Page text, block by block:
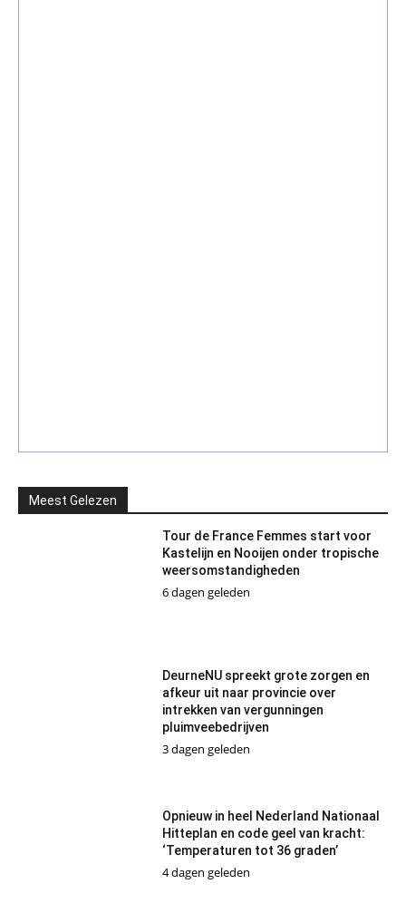
Meest Gelezen
Tour de France Femmes start voor
Kastelijn en Nooijen onder tropische
weersomstandigheden
6 dagen geleden
DeurneNU spreekt grote zorgen en
afkeur uit naar provincie over
intrekken van vergunningen
pluimveebedrijven
3 dagen geleden
Opnieuw in heel Nederland Nationaal
Hitteplan en code geel van kracht:
‘Temperaturen tot 36 graden’
4 dagen geleden